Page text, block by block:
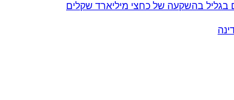
בגליל בהשקעה של כחצי מיליארד שקלים